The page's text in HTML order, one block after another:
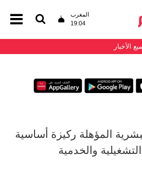
المغرب
19:04
الأخبار
المؤهلة ركيزة أساسية
والخدمية